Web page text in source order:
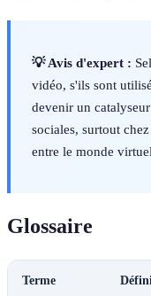
💡 Avis d'expert :
vidéo, s'ils sont
devenir un
sociales, surtout
entre le monde
Glossaire
Terme